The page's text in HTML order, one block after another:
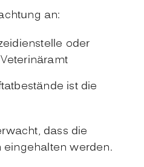
an:
oder
ist die
dass die
eingehalten werden.